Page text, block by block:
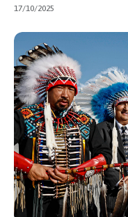
17/10/2025